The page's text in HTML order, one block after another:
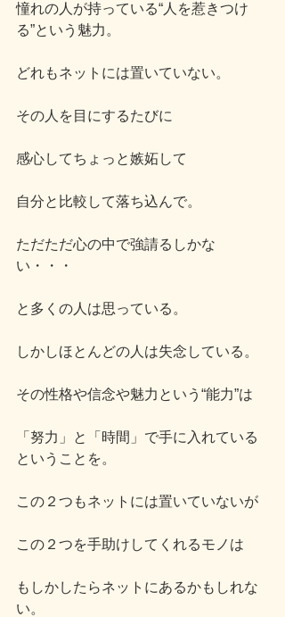
憧れの人が持っている“人を惹きつけ
る”という魅力。
どれもネットには置いていない。
その人を目にするたびに
感心してちょっと嫉妬して
自分と比較して落ち込んで。
ただただ心の中で強請るしかな
い・・・
と多くの人は思っている。
しかしほとんどの人は失念している。
その性格や信念や魅力という“能力”は
「努力」と「時間」で手に入れている
ということを。
この２つもネットには置いていないが
この２つを手助けしてくれるモノは
もしかしたらネットにあるかもしれな
い。